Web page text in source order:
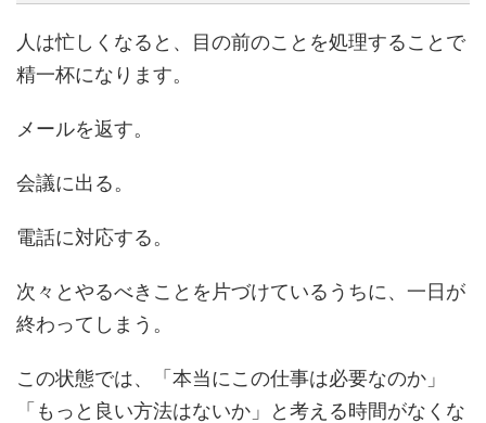
人は忙しくなると、目の前のことを処理することで
精一杯になります。
メールを返す。
会議に出る。
電話に対応する。
次々とやるべきことを片づけているうちに、一日が
終わってしまう。
この状態では、「本当にこの仕事は必要なのか」
「もっと良い方法はないか」と考える時間がなくな